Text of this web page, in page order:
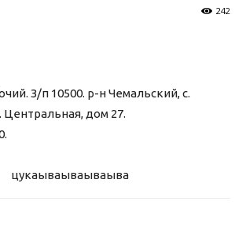
242
З/п 10500. р-н Чемальский, с.
Центральная, дом 27.
цукаываываываыва